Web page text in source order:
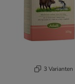
3 Varianten